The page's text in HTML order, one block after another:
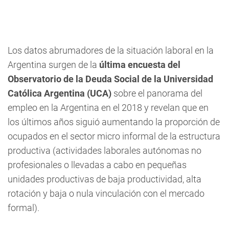
Los datos abrumadores de la situación laboral en la
Argentina surgen de la última encuesta del
Observatorio de la Deuda Social de la Universidad
Católica Argentina (UCA) sobre el panorama del
empleo en la Argentina en el 2018 y revelan que en
los últimos años siguió aumentando la proporción de
ocupados en el sector micro informal de la estructura
productiva (actividades laborales autónomas no
profesionales o llevadas a cabo en pequeñas
unidades productivas de baja productividad, alta
rotación y baja o nula vinculación con el mercado
formal).